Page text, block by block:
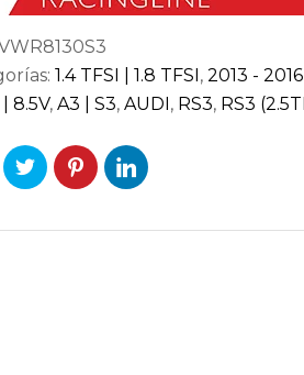
1.4 TFSI | 1.8 TFSI, 2013 -
8.5V, A3 | S3, AUDI, RS3, RS3